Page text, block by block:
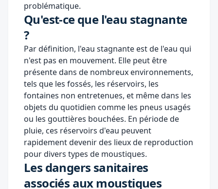
problématique.
Qu'est-ce que l'eau stagnante
?
Par définition, l'eau stagnante est de l'eau qui
n'est pas en mouvement. Elle peut être
présente dans de nombreux environnements,
tels que les fossés, les réservoirs, les
fontaines non entretenues, et même dans les
objets du quotidien comme les pneus usagés
ou les gouttières bouchées. En période de
pluie, ces réservoirs d'eau peuvent
rapidement devenir des lieux de reproduction
pour divers types de moustiques.
Les dangers sanitaires
associés aux moustiques